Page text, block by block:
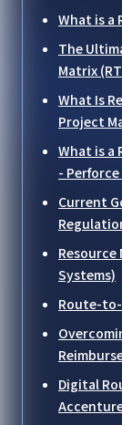
What is a
The
Matrix
What Is
Project
What is a
-
Current
Resource
Systems)
Route-to-
Digital